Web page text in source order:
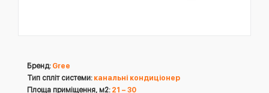
Бренд: Gree
Тип спліт системи: канальні кондиціонер
Площа приміщення, м2: 21 – 30